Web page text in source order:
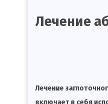
Лечение
Лечение